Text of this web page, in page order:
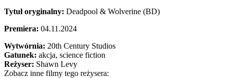
Tytuł oryginalny: Deadpool & Wolverine (BD)
Premiera: 04.11.2024
Wytwórnia: 20th Century Studios
Gatunek: akcja, science fiction
Reżyser: Shawn Levy
Zobacz inne filmy tego reżysera: